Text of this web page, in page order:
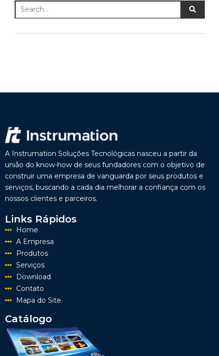
A Instrumation Soluções Tecnológicas nasceu a partir da
união do know-how de seus fundadores com o objetivo de
construir uma empresa de vanguarda por seus produtos e
serviços, buscando a cada dia melhorar a confiança com os
nossos clientes e parceiros.
Links Rápidos
Home
A Empresa
Produtos
Serviços
Download
Contato
Mapa do Site
Catálogo